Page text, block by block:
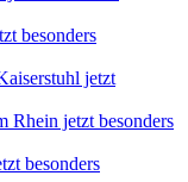
besonders
jetzt
Rhein jetzt besonders
besonders